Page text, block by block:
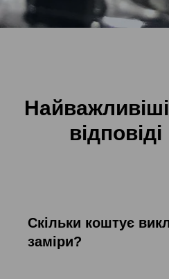
Скільки коштує
заміри?